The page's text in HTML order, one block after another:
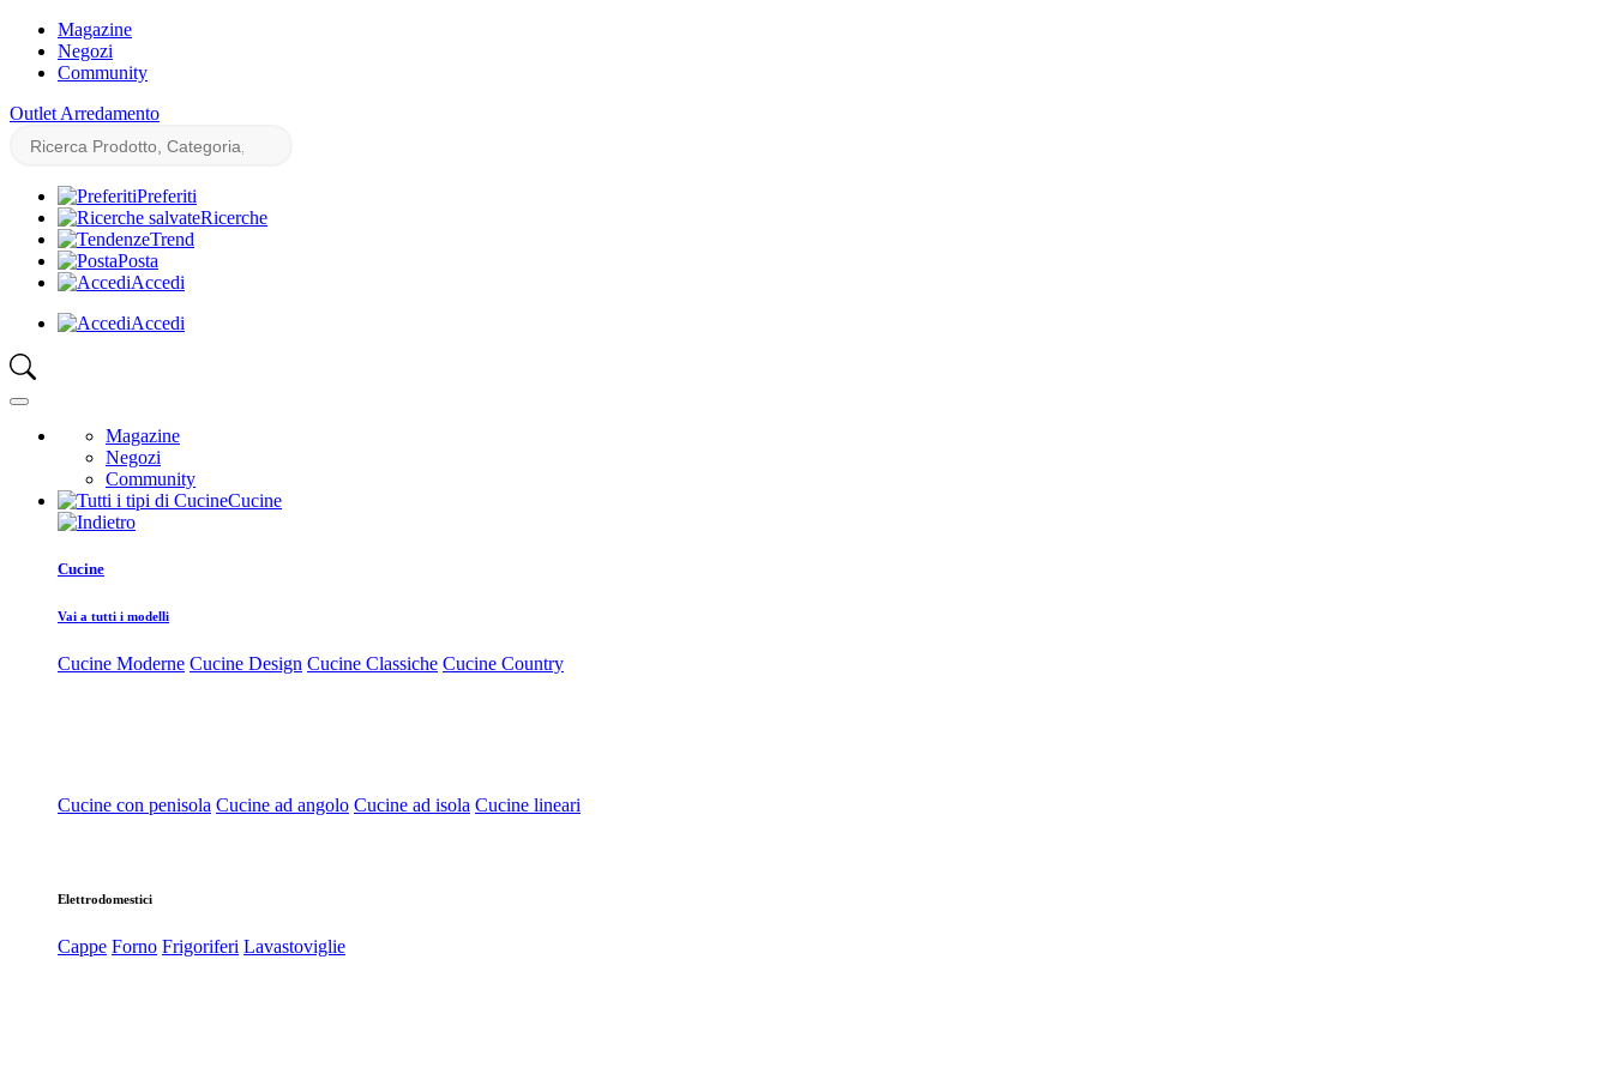
Magazine
Negozi
Community
Outlet Arredamento
Preferiti
Ricerche
Trend
Posta
Accedi
Accedi
Magazine
Negozi
Community
Cucine
Cucine
Vai a tutti i modelli
Cucine Moderne Cucine Design Cucine Classiche Cucine Country
Cucine con penisola Cucine ad angolo Cucine ad isola Cucine lineari
Elettrodomestici
Cappe Forno Frigoriferi Lavastoviglie